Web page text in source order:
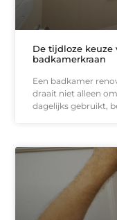
De tijdloze keuze
badkamerkraan
Een badkamer
draait niet alleen
dagelijks gebruikt,